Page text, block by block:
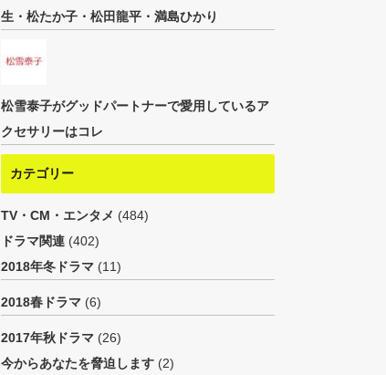
生・松たか子・松田龍平・満島ひかり
松雪泰子がグッドパートナーで愛用しているア
クセサリーはコレ
カテゴリー
TV・CM・エンタメ (484)
ドラマ関連 (402)
2018年冬ドラマ (11)
2018春ドラマ (6)
2017年秋ドラマ (26)
今からあなたを脅迫します (2)